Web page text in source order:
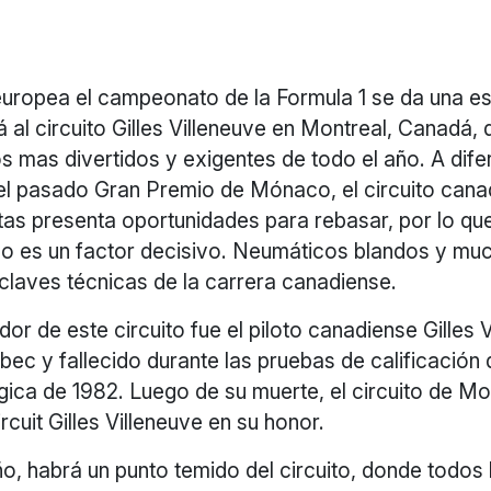
el campeonato de la Formula 1 se da una
al circuito Gilles Villeneuve en Montreal, Canadá,
mas divertidos y exigentes de todo el año. A
pasado Gran Premio de Mónaco, el circuito
presenta oportunidades para rebasar, por lo
es un factor decisivo. Neumáticos blandos y
técnicas de la carrera canadiense.
de este circuito fue el piloto canadiense Gilles
y fallecido durante las pruebas de calificación
de 1982. Luego de su muerte, el circuito de
Gilles Villeneuve en su honor.
habrá un punto temido del circuito, donde